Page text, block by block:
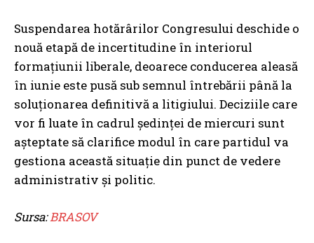
Suspendarea hotărârilor Congresului deschide o
nouă etapă de incertitudine în interiorul
formațiunii liberale, deoarece conducerea aleasă
în iunie este pusă sub semnul întrebării până la
soluționarea definitivă a litigiului. Deciziile care
vor fi luate în cadrul ședinței de miercuri sunt
așteptate să clarifice modul în care partidul va
gestiona această situație din punct de vedere
administrativ și politic.
Sursa:BRASOV